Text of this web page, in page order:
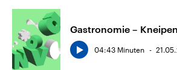
Gastronomie –
04:43 Minuten